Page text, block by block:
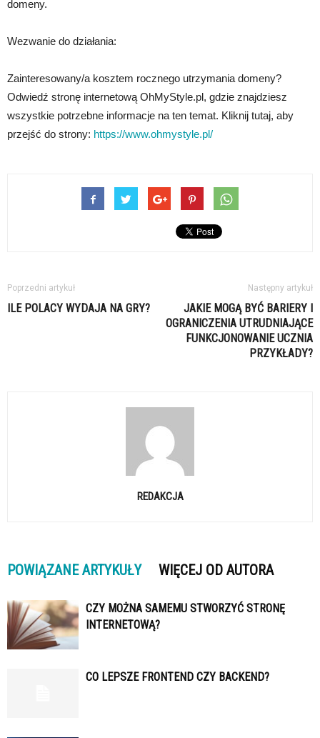
domeny.
Wezwanie do działania:
Zainteresowany/a kosztem rocznego utrzymania domeny?
Odwiedź stronę internetową OhMyStyle.pl, gdzie znajdziesz
wszystkie potrzebne informacje na ten temat. Kliknij tutaj, aby
przejść do strony: https://www.ohmystyle.pl/
Poprzedni artykuł
ILE POLACY WYDAJA NA GRY?
Następny artykuł
JAKIE MOGĄ BYĆ BARIERY I
OGRANICZENIA UTRUDNIAJĄCE
FUNKCJONOWANIE UCZNIA
PRZYKŁADY?
REDAKCJA
POWIĄZANE ARTYKUŁY WIĘCEJ OD AUTORA
CZY MOŻNA SAMEMU STWORZYĆ STRONĘ
INTERNETOWĄ?
CO LEPSZE FRONTEND CZY BACKEND?